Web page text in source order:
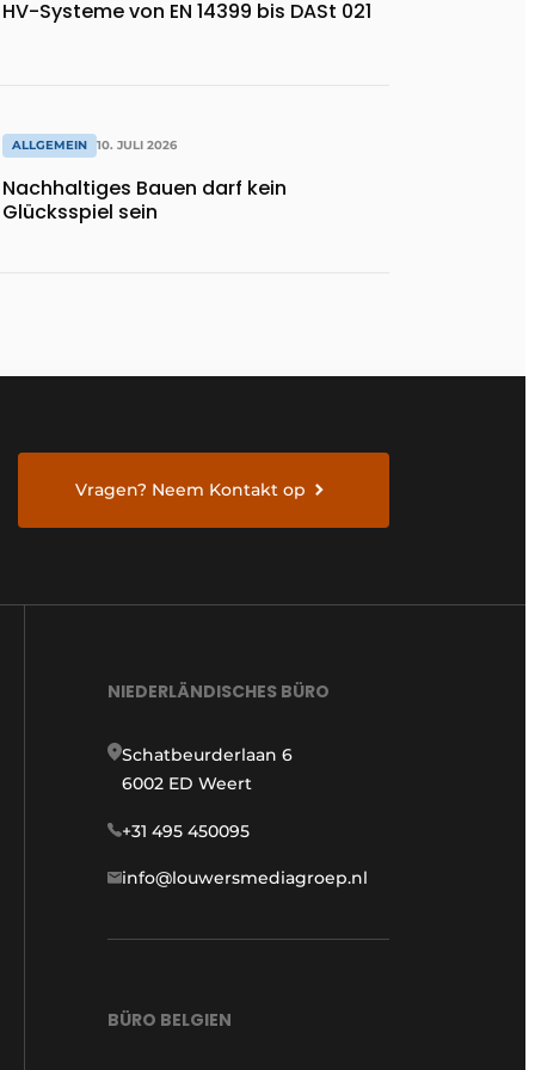
HV-Systeme von EN 14399 bis DASt 021
ALLGEMEIN 10. JULI 2026
Nachhaltiges Bauen darf kein
Glücksspiel sein
Vragen? Neem Kontakt op
NIEDERLÄNDISCHES BÜRO
Schatbeurderlaan 6
6002 ED Weert
+31 495 450095
info@louwersmediagroep.nl
BÜRO BELGIEN